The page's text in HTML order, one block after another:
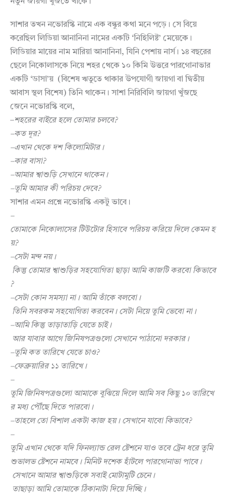
সাশার তখন নভোরস্কি নামে এক বন্ধুর কথা মনে পড়ে। সে বিয়ে
করেছিল লিডিয়া আনানিনা নামের একটি ‘নিহিলিষ্ট’ মেয়েকে।
লিডিয়ার মায়ের নাম মারিয়া আনানিনা, যিনি পেশায় নার্স। ১৪ বছরের
ছেলে নিকোলাসকে নিয়ে শহর থেকে ১০ কিমি উত্তরে পারগোনাভার
একটি ‘ডাসা’য় (বিশেষ ঋতুতে থাকার উপযোগী জায়গা বা দ্বিতীয়
আবাস স্থল বিশেষ) তিনি থাকেন। সাশা নিরিবিলি জায়গা খুঁজছে
জেনে নভোরস্কি বলে,
–শহরের বাইরে হলে তোমার চলবে?
–কত দূর?
–এখান থেকে দশ কিলোমিটার।
–কার বাসা?
–আমার শ্বাশুড়ি সেখানে থাকেন।
–তুমি আমার কী পরিচয় দেবে?
সাশার এমন প্রশ্নে নভোরস্কি একটু ভাবে।
–
তোমাকে নিকোলাসের টিউটোর হিসাবে পরিচয় করিয়ে দিলে কেমন হ
য়?
–সেটা মন্দ নয়।
কিন্তু তোমার শ্বাশুড়ির সহযোগিতা ছাড়া আমি কাজটি করবো কিভাবে
?
–সেটা কোন সমস্যা না। আমি তাঁকে বলবো।
তিনি সবরকম সহযোগিতা করবেন। সেটা নিয়ে তুমি ভেবো না।
–আমি কিন্তু তাড়াতাড়ি যেতে চাই।
আর যাবার আগে জিনিষপত্রগুলো সেখানে পাঠানো দরকার।
–তুমি কত তারিখে যেতে চাও?
–ফেব্রুয়ারির ১১ তারিখে।
–
তুমি জিনিষপত্রগুলো আমাকে বুঝিয়ে দিলে আমি সব কিছু ১০ তারিখে
র মধ্য পৌঁছে দিতে পারবো।
–তাহলে তো বিশাল একটা কাজ হয়। সেখানে যাবো কিভাবে?
–
তুমি এখান থেকে যদি ফিনল্যান্ড রেল ষ্টেশনে যাও তবে ট্রেন ধরে তুমি
শুভালভ ষ্টেশনে নামবে। মিনিট দশেক হাঁটলে পারগোনাভা পাবে।
সেখানে আমার শ্বাশুড়িকে সবাই মোটামুটি চেনে।
তাছাড়া আমি তোমাকে ঠিকানাটা দিয়ে দিচ্ছি।